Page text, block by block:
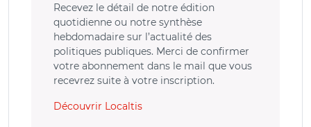
Recevez le détail de notre édition
quotidienne ou notre synthèse
hebdomadaire sur l’actualité des
politiques publiques. Merci de confirmer
votre abonnement dans le mail que vous
recevrez suite à votre inscription.
Découvrir Localtis